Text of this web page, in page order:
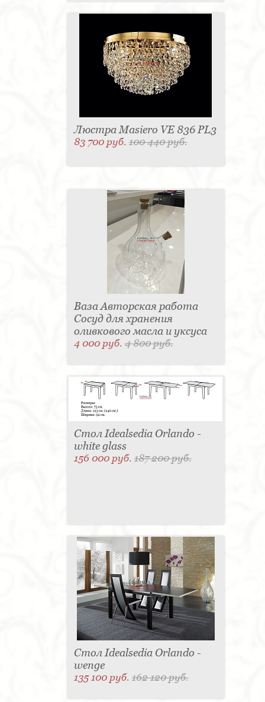
Люстра Masiero VE 836 PL3
83 700 руб.100 440 руб.
Ваза Авторская работа
Сосуд для хранения
оливкового масла и уксуса
4 000 руб.4 800 руб.
Стол Idealsedia Orlando -
white glass
156 000 руб.187 200 руб.
Стол Idealsedia Orlando -
wenge
135 100 руб.162 120 руб.